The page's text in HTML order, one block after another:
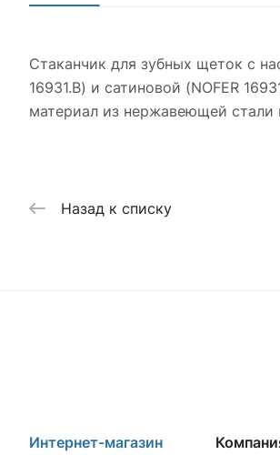
Стаканчик для зубных щеток с
16931.B) и сатиновой (NOFER
материал из нержавеющей стали
Назад к списку
Интернет-магазин